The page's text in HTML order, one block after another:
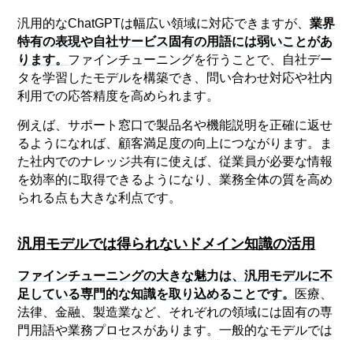
汎用的なChatGPTは幅広い領域に対応できますが、業界
特有の表現や自社サービス固有の用語には弱いことがあ
ります。 ファインチューニングを行うことで、自社デー
タを学習したモデルを構築でき、問い合わせ対応や社内
利用での応答精度を高められます。
例えば、サポート窓口で製品名や機能説明を正確に返せ
るようになれば、顧客満足度の向上につながります。ま
た社内でのナレッジ共有に使えば、従業員が必要な情報
を効率的に取得できるようになり、業務全体の質を高め
られる点も大きな利点です。
汎用モデルでは得られないドメイン知識の活用
ファインチューニングの大きな魅力は、汎用モデルに不
足している専門的な知識を取り込めることです。 医療、
法律、金融、製造業など、それぞれの領域には固有の専
門用語や業務プロセスがあります。一般的なモデルでは